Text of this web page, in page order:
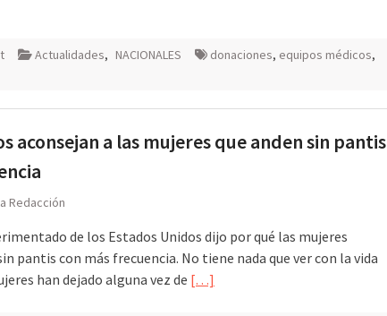
Actualidades, NACIONALES donaciones, equipos médicos,
aconsejan a las mujeres que anden sin pantis
Redacción
de los Estados Unidos dijo por qué las mujeres
pantis con más frecuencia. No tiene nada que ver con la vida
han dejado alguna vez de […]